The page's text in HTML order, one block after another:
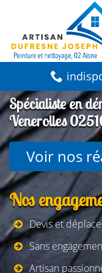
Spécialiste en
Venerolles
Voir nos
Nos
Devis et
Sans
Artisan